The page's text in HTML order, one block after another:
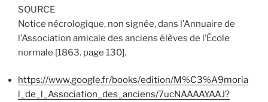
SOURCE
Notice nécrologique, non signée, dans l’Annuaire de
l’Association amicale des anciens élèves de l’École
normale [1863. page 130].
https://www.google.fr/books/edition/M%C3%A9moria
l_de_l_Association_des_anciens/7ucNAAAAYAAJ?